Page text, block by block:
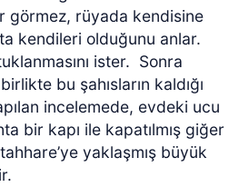
görmez, rüyada kendisine
kendileri olduğunu anlar.
ister. Sonra
bu şahısların kaldığı
incelemede, evdeki ucu
bir kapı ile kapatılmış giğer
yaklaşmış büyük